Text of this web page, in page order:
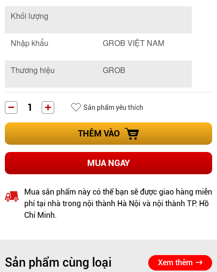
Khối lượng
Nhập khẩu GROB VIỆT NAM
Thương hiệu GROB
Sản phẩm yêu thích
THÊM VÀO
MUA NGAY
Mua sản phẩm này có thể bạn sẽ được giao hàng miễn
phí tại nhà trong nội thành Hà Nội và nội thành TP. Hồ
Chí Minh.
Sản phẩm cùng loại Xem thêm